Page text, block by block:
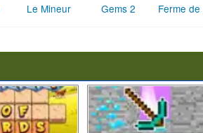
Le Mineur Gems 2